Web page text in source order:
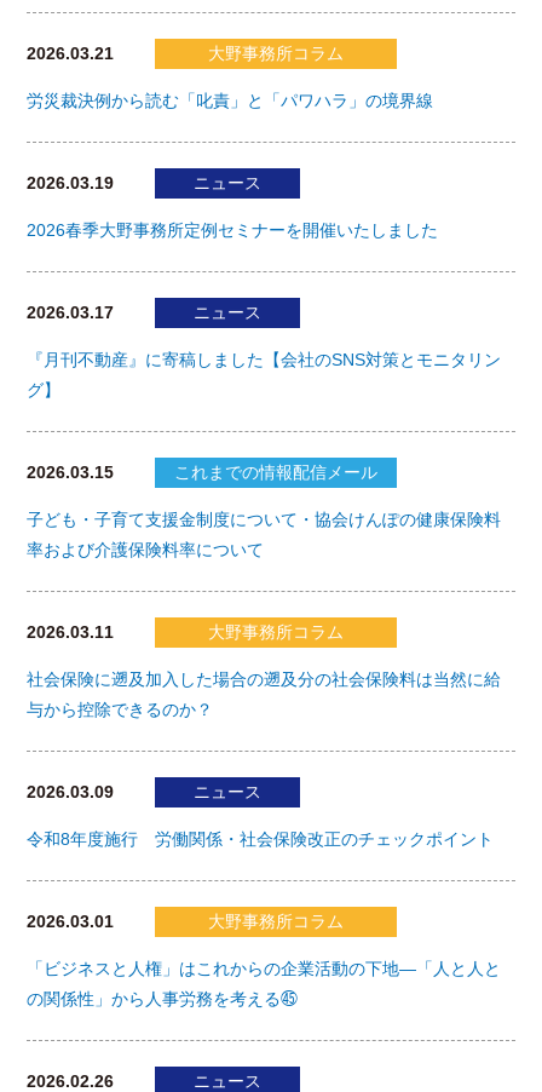
2026.03.21 大野事務所コラム
労災裁決例から読む「叱責」と「パワハラ」の境界線
2026.03.19 ニュース
2026春季大野事務所定例セミナーを開催いたしました
2026.03.17 ニュース
『月刊不動産』に寄稿しました【会社のSNS対策とモニタリン
グ】
2026.03.15 これまでの情報配信メール
子ども・子育て支援金制度について・協会けんぽの健康保険料
率および介護保険料率について
2026.03.11 大野事務所コラム
社会保険に遡及加入した場合の遡及分の社会保険料は当然に給
与から控除できるのか？
2026.03.09 ニュース
令和8年度施行 労働関係・社会保険改正のチェックポイント
2026.03.01 大野事務所コラム
「ビジネスと人権」はこれからの企業活動の下地―「人と人と
の関係性」から人事労務を考える㊺
2026.02.26 ニュース